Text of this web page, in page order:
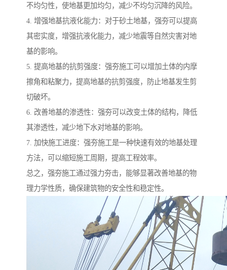
不均匀性，使地基更加均匀，减少不均匀沉降的风险。
4. 增强地基抗液化能力：对于砂土地基，强夯可以提高
其密实度，增强抗液化能力，减少地震等自然灾害对地
基的影响。
5. 提高地基的抗剪强度：强夯施工可以增加土体的内摩
擦角和粘聚力，提高地基的抗剪强度，防止地基发生剪
切破坏。
6. 改善地基的渗透性：强夯可以改变土体的结构，降低
其渗透性，减少地下水对地基的影响。
7. 加快施工进度：强夯施工是一种快速有效的地基处理
方法，可以缩短施工周期，提高工程效率。
总之，强夯施工通过强力夯击，能够显著改善地基的物
理力学性质，确保建筑物的安全性和稳定性。